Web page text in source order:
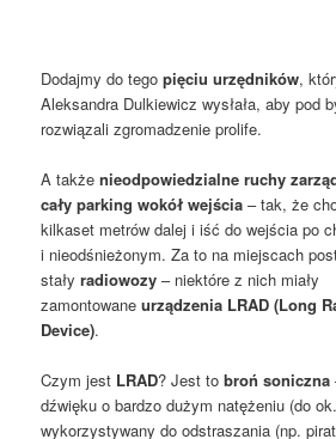
Dodajmy do tegopięciu urzędników,
Aleksandra Dulkiewicz wysłała, aby pod
rozwiązali zgromadzenie prolife.
A takżenieodpowiedzialne ruchy
cały parking wokół wejścia – tak, że
kilkaset metrów dalej i iść do wejścia po
i nieodśnieżonym. Za to na miejscach
stałyradiowozy – niektóre z nich miały
zamontowaneurządzenia LRAD (Long
Device).
Czym jest LRAD? Jest tobroń soniczna
dźwięku o bardzo dużym natężeniu (do
wykorzystywany do odstraszania (np.